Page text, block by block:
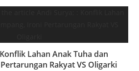
Lahan Anak Tuha dan
Rakyat VS Oligarki